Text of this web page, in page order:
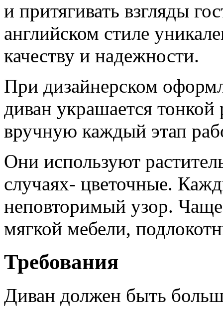
и притягивать взгляды
английском стиле
качеству и надежности.
При дизайнерском
диван украшается
вручную каждый этап
Они используют
случаях- цветочные.
неповторимый узор.
мягкой мебели,
Требования
Диван должен быть